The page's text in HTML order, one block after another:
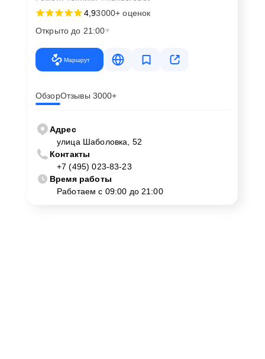
4,93000+ оценок
Открыто до 21:00
Маршрут
ОбзорОтзывы 3000+
Адрес
улица Шаболовка, 52
Контакты
+7 (495) 023-83-23
Время работы
Работаем с 09:00 до 21:00